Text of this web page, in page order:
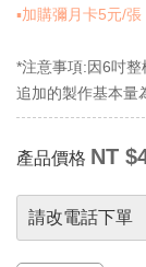
知
退
換
須
知
Return
▪️加購彌月卡5元/張
*注意事項:因6吋
追加的製作基本量
產品價格 NT
請改電話下單